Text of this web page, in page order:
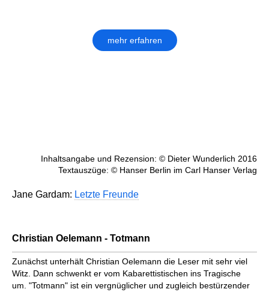
mehr erfahren
Inhaltsangabe und Rezension: © Dieter Wunderlich 2016
Textauszüge: © Hanser Berlin im Carl Hanser Verlag
Jane Gardam: Letzte Freunde
Christian Oelemann - Totmann
Zunächst unterhält Christian Oelemann die Leser mit sehr viel
Witz. Dann schwenkt er vom Kabarettistischen ins Tragische
um. "Totmann" ist ein vergnüglicher und zugleich bestürzender